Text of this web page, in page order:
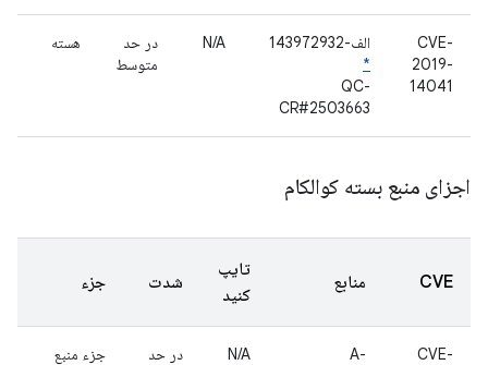
CVE-
2019-
14041
الف-143972932
*
QC-
CR#2503663
N/A
در حد
متوسط
هسته
اجزای منبع بسته کوالکام
CVE منابع
تایپ
کنید
شدت جزء
CVE-
A-
N/A
در حد
جزء منبع